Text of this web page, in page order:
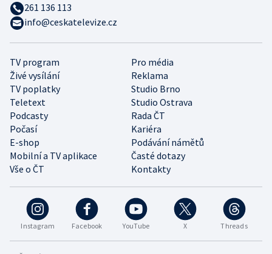
Instagram Facebook YouTube X Threads
TV program
Pro média
Živé vysílání
Reklama
TV poplatky
Studio Brno
Teletext
Studio Ostrava
Podcasty
Rada ČT
Počasí
Kariéra
E-shop
Podávání námětů
Mobilní a TV aplikace
Časté dotazy
Vše o ČT
Kontakty
261 136 113
info@ceskatelevize.cz